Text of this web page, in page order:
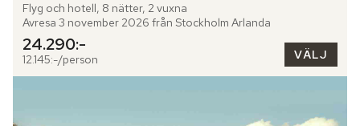
Flyg och hotell, 8 nätter, 2 vuxna
Avresa 3 november 2026 från Stockholm Arlanda
24.290:-
12.145:-/person VÄLJ